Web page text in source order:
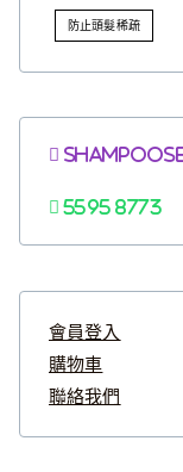
防止頭髮稀疏
5595 8773
會員登入
購物車
聯絡我們